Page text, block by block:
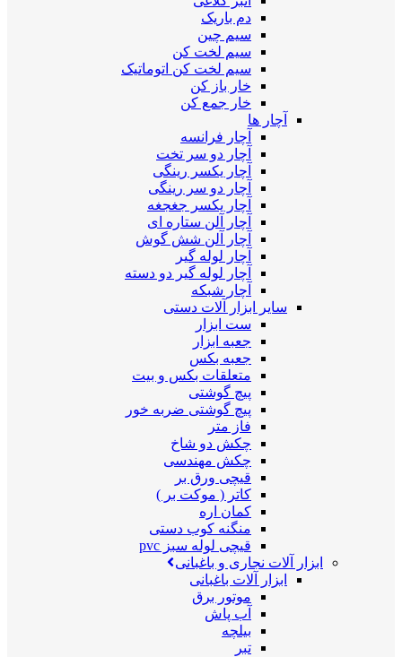
دم باریک
سیم چین
سیم لخت کن
سیم لخت کن اتوماتیک
خار باز کن
خار جمع کن
آچار ها
آچار فرانسه
آچار دو سر تخت
آچار یکسر رینگی
آچار دو سر رینگی
آچار یکسر جغجغه
آچار آلن ستاره ای
آچار آلن شش گوش
آچار لوله گیر
آچار لوله گیر دو دسته
آچار شبکه
سایر ابزار آلات دستی
ست ابزار
جعبه ابزار
جعبه بکس
متعلقات بکس و بیت
پیچ گوشتی
پیچ گوشتی ضربه خور
فاز متر
چکش دو شاخ
چکش مهندسی
قیچی ورق بر
کاتر ( موکت بر )
کمان اره
منگنه کوب دستی
قیچی لوله سبز pvc
ابزار آلات نجاری و باغبانی
ابزار آلات باغبانی
موتور برق
آب پاش
بیلچه
تبر